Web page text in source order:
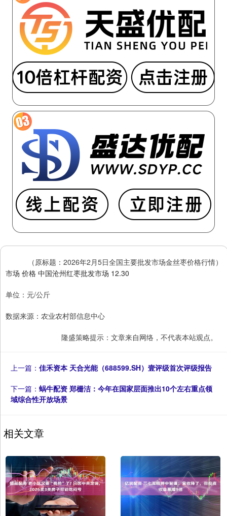
（原标题：2026年2月5日全国主要批发市场金丝枣价格行情）
市场 价格 中国沧州红枣批发市场 12.30
单位：元/公斤
数据来源：农业农村部信息中心
隆盛策略提示：文章来自网络，不代表本站观点。
上一篇： 佳禾资本 天合光能（688599.SH）壹评级首次评级报告
下一篇： 蜗牛配资 郑栅洁：今年在国家层面推出10个左右重点领
域综合性开放场景
相关文章